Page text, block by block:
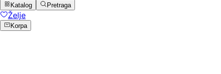
Katalog Pretraga
Želje
Korpa